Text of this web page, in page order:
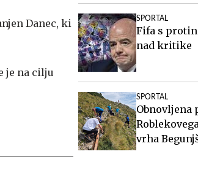
Danec, ki
je na cilju
SPORTAL
Fifa s
nad kritike
SPORTAL
Obnovljena
vrha